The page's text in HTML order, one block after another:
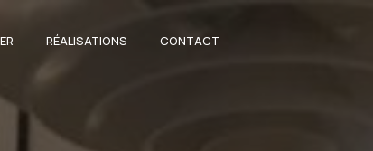
RÉALISATIONS CONTACT